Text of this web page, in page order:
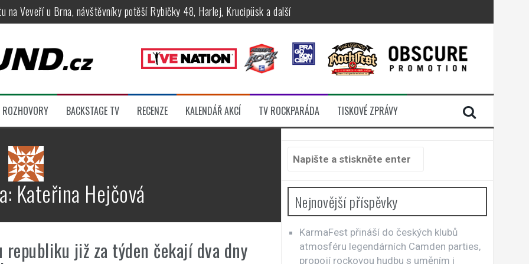
na Veveří u Brna, návštěvníky potěší Rybičky 48, Harlej, Krucipüsk a další
Apocalyptica, legendární Root i s Big Bossem či velká párty s Green Jellÿ
legendy Anthrax a Accept
legendárních Camden parties, propojí rockovou hudbu s uměním i komunitou
ROZHOVORY BACKSTAGE TV RECENZE KALENDÁŘ AKCÍ TV ROCKPARÁDA TISKOVÉ ZPRÁVY
Kateřina Hejčová
republiku již za týden čekají dva dny
Hledat:
Nejnovější příspěvky
KarmaFest přináší do českých klubů
atmosféru legendárních Camden parties,
propojí rockovou hudbu s uměním i